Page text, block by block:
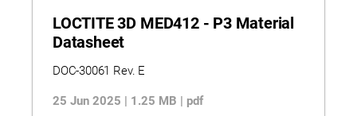
LOCTITE 3D MED412 - P3 Material
Datasheet
DOC-30061 Rev. E
25 Jun 2025 | 1.25 MB | pdf